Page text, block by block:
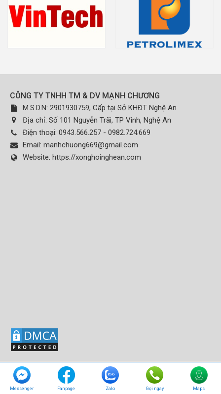
CÔNG TY TNHH TM & DV MẠNH CHƯƠNG
M.S.D.N: 2901930759, Cấp tại Sở KHĐT Nghệ An
Địa chỉ: Số 101 Nguyễn Trãi, TP Vinh, Nghệ An
Điện thoại: 0943.566.257 - 0982.724.669
Email: manhchuong669@gmail.com
Website: https://xonghoinghean.com
© Bản quyền thuộc về Xông hơi Nghệ An
Messenger Fanpage Zalo Gọi ngay Maps